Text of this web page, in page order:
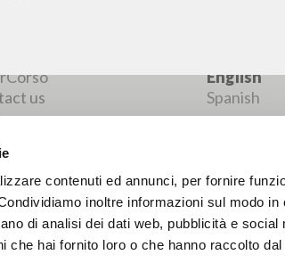
contenuti ed annunci, per fornire
inoltre informazioni sul modo
di analisi dei dati web, pubblicità e social
che hai fornito loro o che hanno raccolto